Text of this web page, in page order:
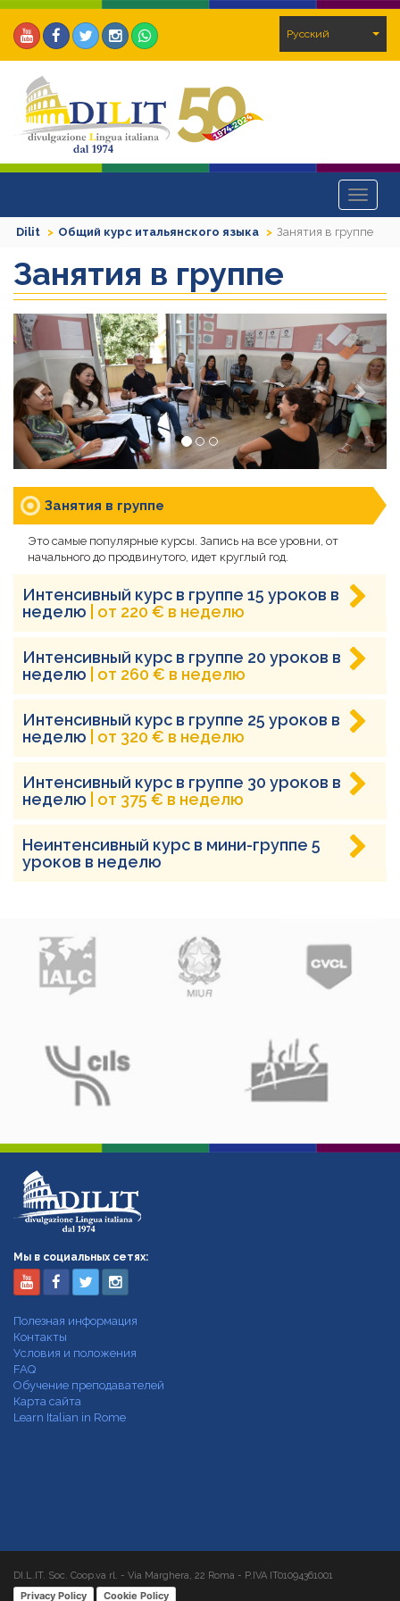
Pусский
Toggle
Dilit
Общий курс итальянского языка Занятия в группе
Занятия в группе
Previous Next
Занятия в группе
Это самые популярные курсы. Запись на все уровни, от
начального до продвинутого, идет круглый год.
Интенсивный курс в группе 15 уроков в
неделю
| от 220 € в неделю
Интенсивный курс в группе 20 уроков в
неделю
| от 260 € в неделю
Интенсивный курс в группе 25 уроков в
неделю
| от 320 € в неделю
Интенсивный курс в группе 30 уроков в
неделю
| от 375 € в неделю
Неинтенсивный курс в мини-группе 5
уроков в неделю
Мы в социальных сетях:
Полезная информация
Контакты
Условия и положения
FAQ
Обучение преподавателей
Карта сайта
Learn Italian in Rome
DI.L.IT. Soc. Coop.va rl. - Via Marghera, 22 Roma - P.IVA IT01094361001
Privacy Policy Cookie Policy